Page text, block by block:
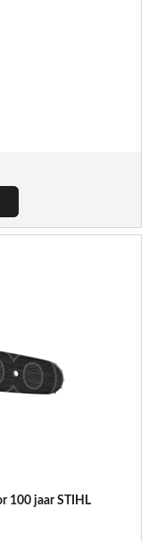
100 jaar STIHL